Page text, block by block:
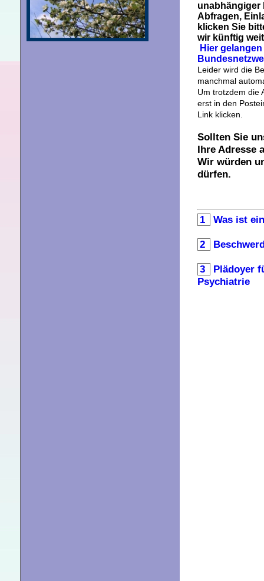
unabhängiger
Abfragen,
klicken Sie
wir künftig
Hier
Leider wird die
manchmal
Um trotzdem die
erst in den
Link klicken.
Sollten Sie
Ihre Adresse
Wir würden
dürfen.
1 Was ist
2
3
Plädoyer
Psychiatrie